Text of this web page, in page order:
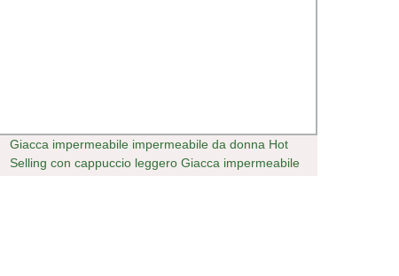
Giacca impermeabile impermeabile da donna Hot
Selling con cappuccio leggero Giacca impermeabile